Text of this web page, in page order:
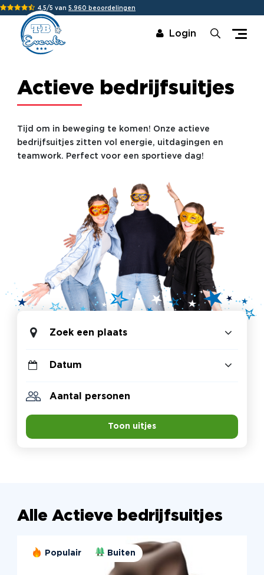
4,5/5 van 5.960 beoordelingen
Login
Actieve bedrijfsuitjes
Tijd om in beweging te komen! Onze actieve
bedrijfsuitjes zitten vol energie, uitdagingen en
teamwork. Perfect voor een sportieve dag!
Zoek een plaats
Toon uitjes
Alle Actieve bedrijfsuitjes
Populair Buiten